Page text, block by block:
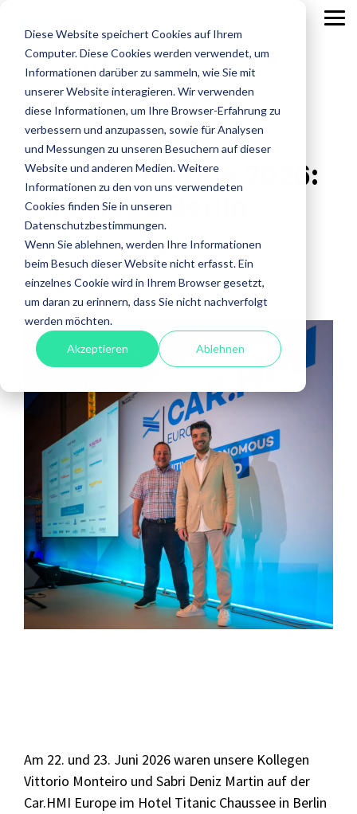
Diese Website speichert Cookies auf Ihrem
Computer. Diese Cookies werden verwendet, um
Informationen darüber zu sammeln, wie Sie mit
unserer Website interagieren. Wir verwenden
diese Informationen, um Ihre Browser-Erfahrung zu
verbessern und anzupassen, sowie für Analysen
und Messungen zu unseren Besuchern auf dieser
Website und anderen Medien. Weitere
Informationen zu den von uns verwendeten
Cookies finden Sie in unseren
Datenschutzbestimmungen.
Wenn Sie ablehnen, werden Ihre Informationen
beim Besuch dieser Website nicht erfasst. Ein
einzelnes Cookie wird in Ihrem Browser gesetzt,
um daran zu erinnern, dass Sie nicht nachverfolgt
werden möchten.
Akzeptieren Ablehnen
main
content.Leistungen
Alle anzeigen
Agiles Testen
API Testing
Last- und Performance
Nutzerabnahmetest / UAT
Offshore Test Center
Leistungen
Penetration Testing
Standardsoftware
Test Factory Services
Testautomatisierung
Testberatung
Testmanagement
Leistungen
Praxisnah.
Studies.
ISTQB Certified Tester
Foundation Level
AI Testing
Testing with GenAI
Test Management
Test Analyst
Test Automation Engineering
Agile Tester
Acceptance Testing
Performance Testing
IREB Certified
Professional for
Requirements
Engineering
A4Q - Alliance for Qualification
ISTQB Add-On Practical Tester
AI Essentials
Security Essentials
Xray - Testmanagement für Jira
Car.HMI Europe 2026:
Zwei Tage Berlin
Sabri Deniz Martin:Mittwoch, 24.6.2026
Mobility Automotive
Am 22. und 23. Juni 2026 waren unsere Kollegen
Vittorio Monteiro und Sabri Deniz Martin auf der
Car.HMI Europe im Hotel Titanic Chaussee in Berlin